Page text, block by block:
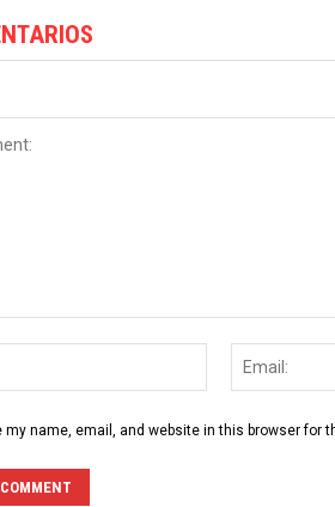
my name, email, and website in this browser for